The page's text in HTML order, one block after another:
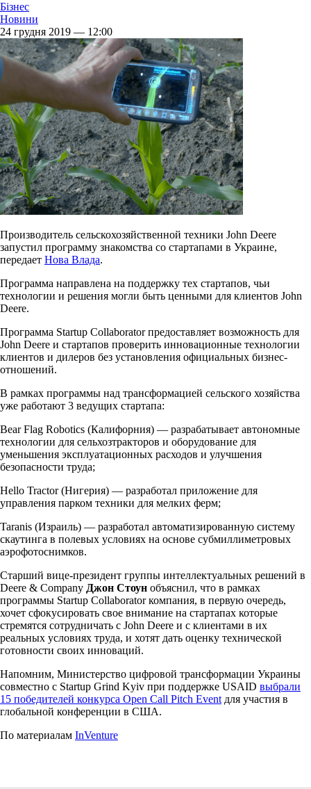
Бізнес
Новини
24 грудня 2019 — 12:00
Производитель сельскохозяйственной техники John Deere
запустил программу знакомства со стартапами в Украине,
передает Нова Влада.
Программа направлена на поддержку тех стартапов, чьи
технологии и решения могли быть ценными для клиентов John
Deere.
Программа Startup Collaborator предоставляет возможность для
John Deere и стартапов проверить инновационные технологии
клиентов и дилеров без установления официальных бизнес-
отношений.
В рамках программы над трансформацией сельского хозяйства
уже работают 3 ведущих стартапа:
Bear Flag Robotics (Калифорния) — разрабатывает автономные
технологии для сельхозтракторов и оборудование для
уменьшения эксплуатационных расходов и улучшения
безопасности труда;
Hello Tractor (Нигерия) — разработал приложение для
управления парком техники для мелких ферм;
Taranis (Израиль) — разработал автоматизированную систему
скаутинга в полевых условиях на основе субмиллиметровых
аэрофотоснимков.
Старший вице-президент группы интеллектуальных решений в
Deere & Company Джон Стоун объяснил, что в рамках
программы Startup Collaborator компания, в первую очередь,
хочет сфокусировать свое внимание на стартапах которые
стремятся сотрудничать с John Deere и с клиентами в их
реальных условиях труда, и хотят дать оценку технической
готовности своих инноваций.
Напомним, Министерство цифровой трансформации Украины
совместно с Startup Grind Kyiv при поддержке USAID выбрали
15 победителей конкурса Open Call Pitch Event для участия в
глобальной конференции в США.
По материалам InVenture